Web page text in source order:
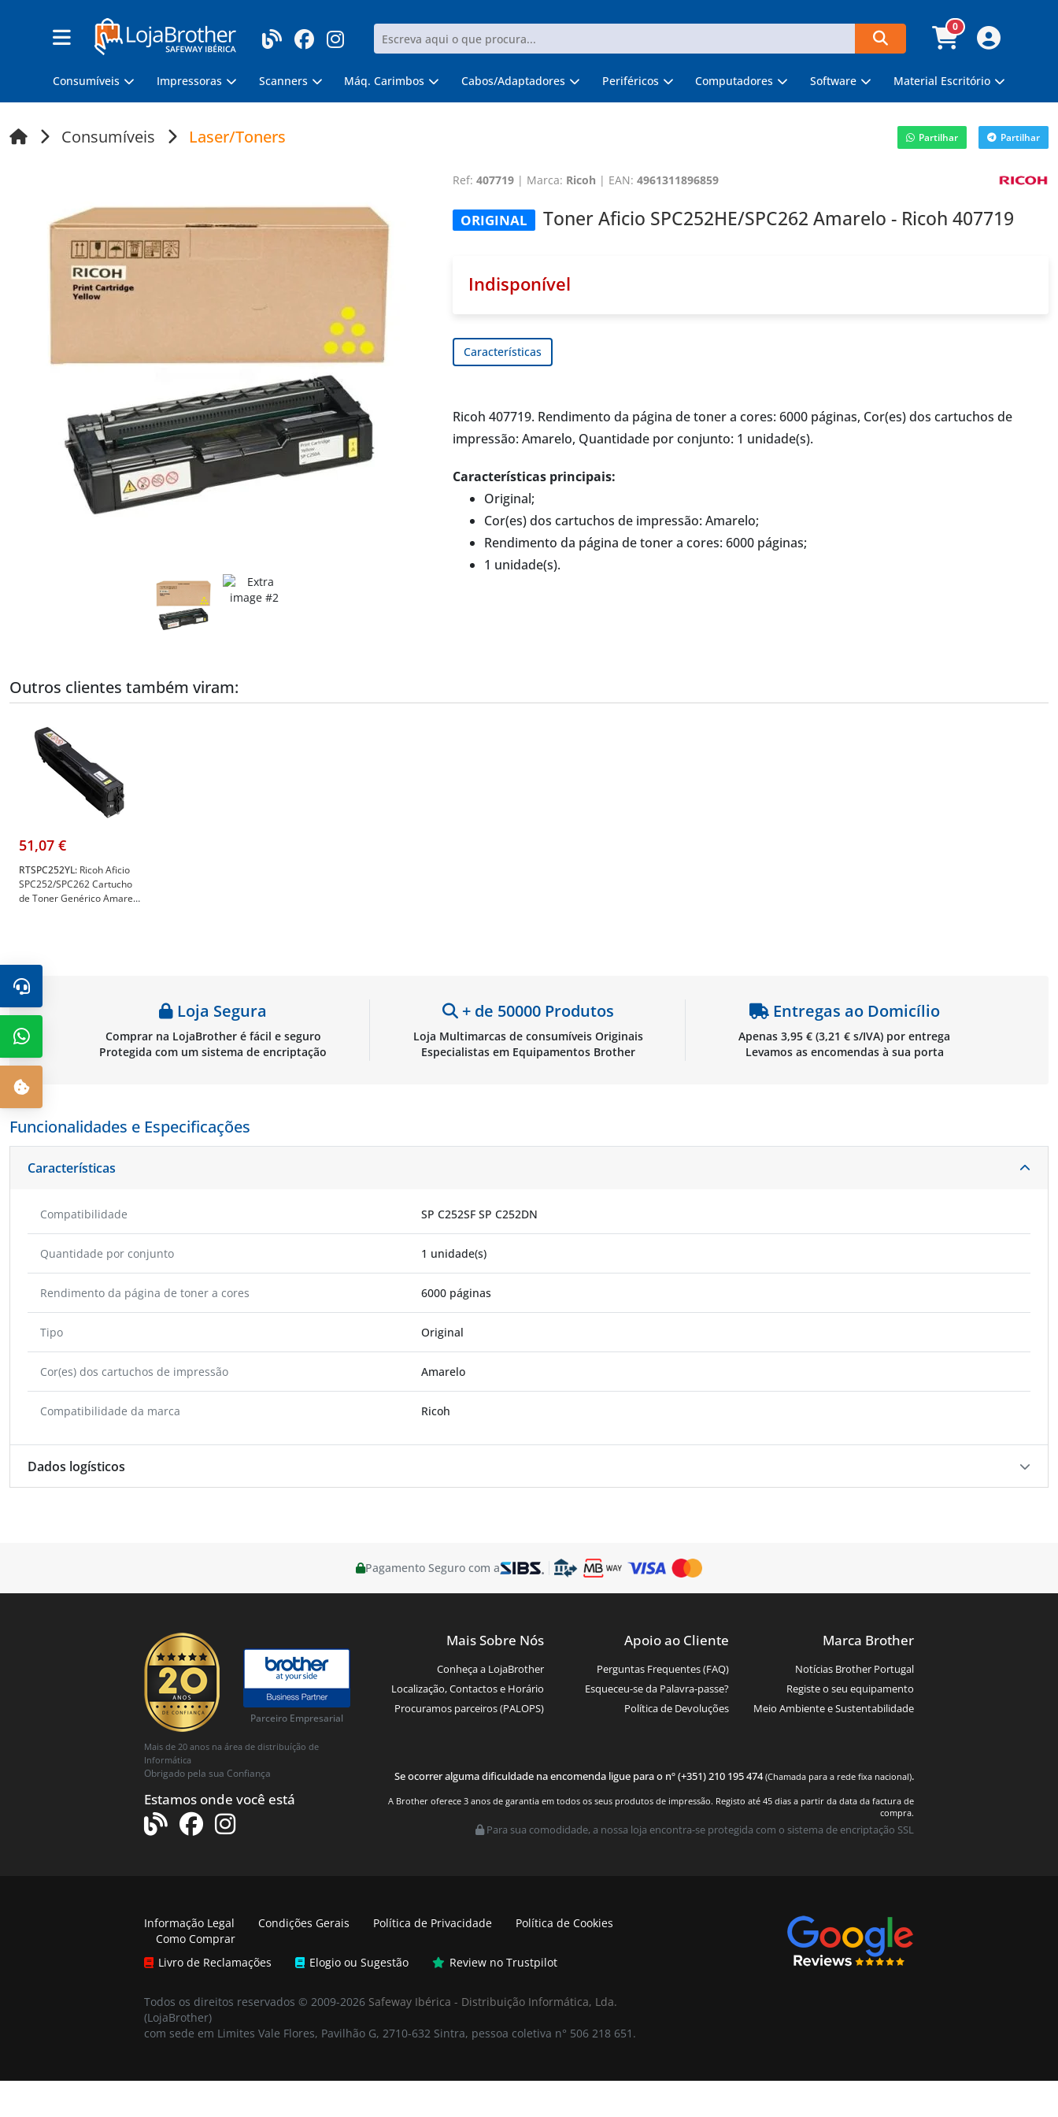
0
Consumíveis Impressoras Scanners Máq. Carimbos Cabos/Adaptadores Periféricos Computadores Software Material Escritório
Consumíveis Laser/Toners Partilhar Partilhar
Ref: 407719| Marca: Ricoh | EAN: 4961311896859
ORIGINAL Toner Aficio SPC252HE/SPC262 Amarelo - Ricoh 407719
Indisponível
Características
Ricoh 407719. Rendimento da página de toner a cores: 6000 páginas, Cor(es) dos cartuchos de
impressão: Amarelo, Quantidade por conjunto: 1 unidade(s).
Características principais:
Original;
Cor(es) dos cartuchos de impressão: Amarelo;
Rendimento da página de toner a cores: 6000 páginas;
1 unidade(s).
Outros clientes também viram:
51,07 €
RTSPC252YL: Ricoh Aficio
SPC252/SPC262 Cartucho
de Toner Genérico Amarelo
Loja Segura
Comprar na LojaBrother é fácil e seguro
Protegida com um sistema de encriptação
+ de 50000 Produtos
Loja Multimarcas de consumíveis Originais
Especialistas em Equipamentos Brother
Entregas ao Domicílio
Apenas 3,95 € (3,21 € s/IVA) por entrega
Levamos as encomendas à sua porta
Funcionalidades e Especificações
Características
Compatibilidade SP C252SF SP C252DN
Quantidade por conjunto 1 unidade(s)
Rendimento da página de toner a cores 6000 páginas
Tipo Original
Cor(es) dos cartuchos de impressão Amarelo
Compatibilidade da marca Ricoh
Dados logísticos
Pagamento Seguro com a
Parceiro Empresarial
Mais de 20 anos na área de distribuíção de
Informática
Obrigado pela sua Confiança
Estamos onde você está
Mais Sobre Nós
Conheça a LojaBrother
Localização, Contactos e Horário
Procuramos parceiros (PALOPS)
Apoio ao Cliente
Perguntas Frequentes (FAQ)
Esqueceu-se da Palavra-passe?
Política de Devoluções
Marca Brother
Notícias Brother Portugal
Registe o seu equipamento
Meio Ambiente e Sustentabilidade
Se ocorrer alguma dificuldade na encomenda ligue para o nº (+351) 210 195 474(Chamada para a rede fixa nacional).
A Brother oferece 3 anos de garantia em todos os seus produtos de impressão. Registo até 45 dias a partir da data da factura de
compra.
Para sua comodidade, a nossa loja encontra-se protegida com o sistema de encriptação SSL
Informação Legal Condições Gerais Política de Privacidade
Política de Cookies
Como Comprar
Livro de Reclamações
Elogio ou Sugestão Review no Trustpilot
Todos os direitos reservados © 2009-2026 Safeway Ibérica - Distribuição Informática, Lda.
(LojaBrother)
com sede em Limites Vale Flores, Pavilhão G, 2710-632 Sintra, pessoa coletiva n° 506 218 651.